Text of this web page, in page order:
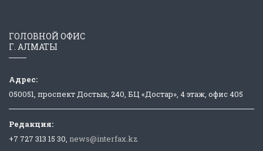
ГОЛОВНОЙ ОФИС
Г. АЛМАТЫ
Адрес:
050051, проспект Достык, 240, БЦ «Достар», 4 этаж, офис 405
Редакция:
+7 727 313 15 30, news@interfax.kz